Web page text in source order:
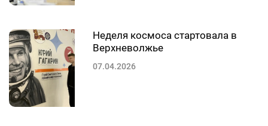
Неделя космоса стартовала в
Верхневолжье
07.04.2026